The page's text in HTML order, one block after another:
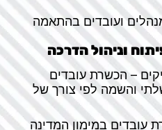
ועובדים בהתאמה
וניהול הדרכה
– הכשרת עובדים
והשמה לפי צורך של
עובדים במימון המדינה